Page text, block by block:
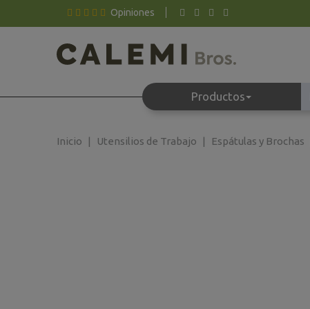
Opiniones
Productos
Inicio Utensilios de Trabajo Espátulas y Brochas